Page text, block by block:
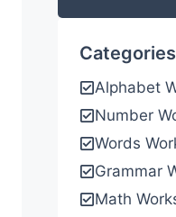
Categories
Alphabet
Number
Words
Grammar
Math